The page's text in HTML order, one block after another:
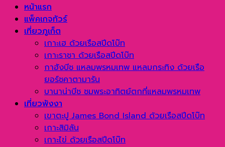
หน้าแรก
แพ็คเกจทัวร์
เที่ยวภูเก็ต
เกาะเฮ ด้วยเรือสปีดโบ๊ท
เกาะราชา ด้วยเรือสปีดโบ๊ท
กาฮังบีช แหลมพรหมเทพ แหลมกระทิง ด้วยเรือ
ยอร์ชคาตามารัน
บานาน่าบีช ชมพระอาทิตย์ตกที่แหลมพรหมเทพ
เที่ยวพังงา
เขาตะปู James Bond Island ด้วยเรือสปีดโบ๊ท
เกาะสิมิลัน
เกาะไข่ ด้วยเรือสปีดโบ๊ท